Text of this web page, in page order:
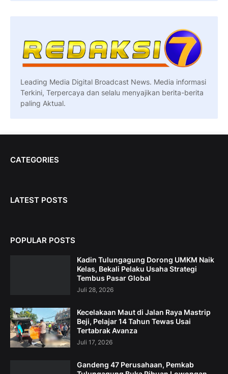
Leading Media Digital Broadcast News. Media informasi
Terkini, Terpercaya dan selalu menyajikan berita-berita
paling Aktual.
CATEGORIES
LATEST POSTS
POPULAR POSTS
Kadin Tulungagung Dorong UMKM Naik
Kelas, Bekali Pelaku Usaha Strategi
Tembus Pasar Global
Juli 28, 2026
Kecelakaan Maut di Jalan Raya Mastrip
Beji, Pelajar 14 Tahun Tewas Usai
Tertabrak Avanza
Juli 17, 2026
Gandeng 47 Perusahaan, Pemkab